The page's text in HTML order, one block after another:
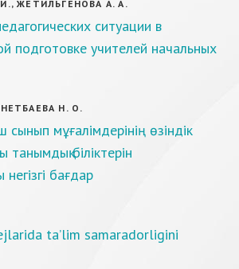
ЖЕТИЛЬГЕНОВА А. А.
ситуации в
подготовке учителей начальных
Н. О.
сынып мұғалімдерінің өзіндік
біліктерін
бағдар
ta’lim samaradorligini